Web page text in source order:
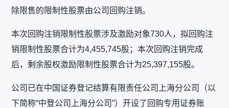
除限售的限制性股票由公司回购注销。
本次回购注销限制性股票涉及激励对象730人，拟回购注
销限制性股票合计为4,455,745股；本次回购注销完成
后，剩余股权激励限制性股票合计为25,397,155股。
公司已在中国证券登记结算有限责任公司上海分公司（以
下简称“中登公司上海分公司”）开设了回购专用证券账